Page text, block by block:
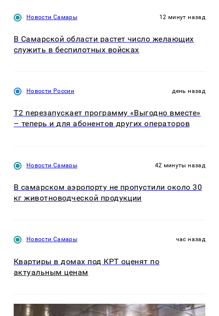
Новости Самары 12 минут назад
В Самарской области растет число желающих
служить в беспилотных войсках
Новости России день назад
Т2 перезапускает программу «Выгодно вместе»
– теперь и для абонентов других операторов
Новости Самары 42 минуты назад
В самарском аэропорту не пропустили около 30
кг животноводческой продукции
Новости Самары час назад
Квартиры в домах под КРТ оценят по
актуальным ценам